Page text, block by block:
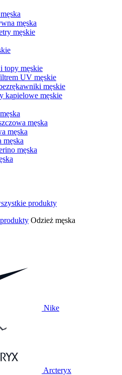
męska
męskie
topy męskie
UV męskie
męskie
kąpielowe męskie
męska
męska
męska
męska
Odzież męska
Nike
Arcteryx